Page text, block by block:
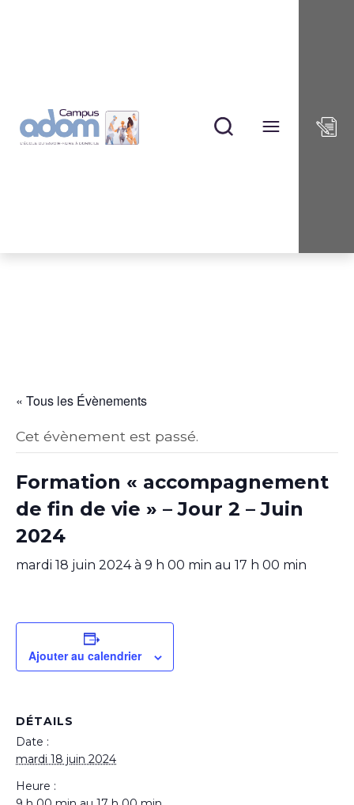
« Tous les Évènements
Cet évènement est passé.
Formation « accompagnement
de fin de vie » – Jour 2 – Juin
2024
mardi 18 juin 2024 à 9 h 00 min au 17 h 00 min
Ajouter au calendrier
DÉTAILS
Date :
mardi 18 juin 2024
Heure :